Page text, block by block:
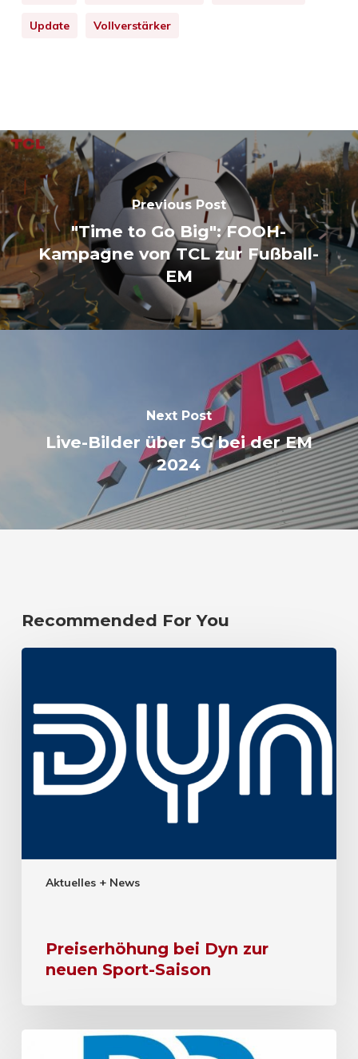
Update Vollverstärker
Previous Post
"Time to Go Big": FOOH-
Kampagne von TCL zur Fußball-
EM
Next Post
Live-Bilder über 5G bei der EM
2024
Recommended For You
Aktuelles + News
Preiserhöhung bei Dyn zur
neuen Sport-Saison